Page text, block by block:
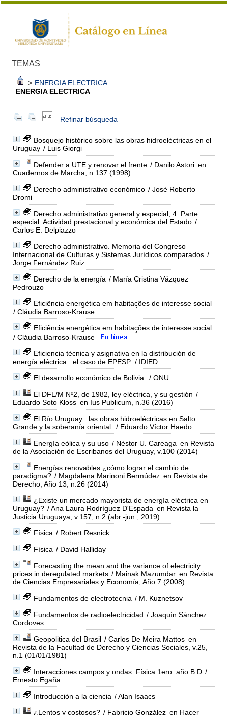
TEMAS
> ENERGIA ELECTRICA
ENERGIA ELECTRICA
Refinar búsqueda
Bosquejo histórico sobre las obras hidroeléctricas en el
Uruguay / Luis Giorgi
Defender a UTE y renovar el frente / Danilo Astori en
Cuadernos de Marcha, n.137 (1998)
Derecho administrativo económico / José Roberto
Dromi
Derecho administrativo general y especial, 4. Parte
especial. Actividad prestacional y económica del Estado /
Carlos E. Delpiazzo
Derecho administrativo. Memoria del Congreso
Internacional de Culturas y Sistemas Jurídicos comparados /
Jorge Fernández Ruiz
Derecho de la energía / María Cristina Vázquez
Pedrouzo
Eficiência energética em habitações de interesse social
/ Cláudia Barroso-Krause
Eficiência energética em habitações de interesse social
/ Cláudia Barroso-Krause
Eficiencia técnica y asignativa en la distribución de
energía eléctrica : el caso de EPESP. / IDIED
El desarrollo económico de Bolivia.
/ ONU
El DFL/M Nº2, de 1982, ley eléctrica, y su gestión /
Eduardo Soto Kloss en Ius Publicum, n.36 (2016)
El Río Uruguay : las obras hidroeléctricas en Salto
Grande y la soberanía oriental.
/ Eduardo Víctor Haedo
Energía eólica y su uso / Néstor U. Careaga en Revista
de la Asociación de Escribanos del Uruguay, v.100 (2014)
Energías renovables ¿cómo lograr el cambio de
paradigma? / Magdalena Marinoni Bermúdez en Revista de
Derecho, Año 13, n.26 (2014)
¿Existe un mercado mayorista de energía eléctrica en
Uruguay? / Ana Laura Rodríguez D'Espada en Revista la
Justicia Uruguaya, v.157, n.2 (abr.-jun., 2019)
Física / Robert Resnick
Física / David Halliday
Forecasting the mean and the variance of electricity
prices in deregulated markets / Mainak Mazumdar en Revista
de Ciencias Empresariales y Economía, Año 7 (2008)
Fundamentos de electrotecnia / M. Kuznetsov
Fundamentos de radioelectricidad / Joaquín Sánchez
Cordoves
Geopolitica del Brasil / Carlos De Meira Mattos en
Revista de la Facultad de Derecho y Ciencias Sociales, v.25,
n.1 (01/01/1981)
Interacciones campos y ondas. Física 1ero. año B.D /
Ernesto Egaña
Introducción a la ciencia / Alan Isaacs
¿Lentos y costosos? / Fabricio González en Hacer